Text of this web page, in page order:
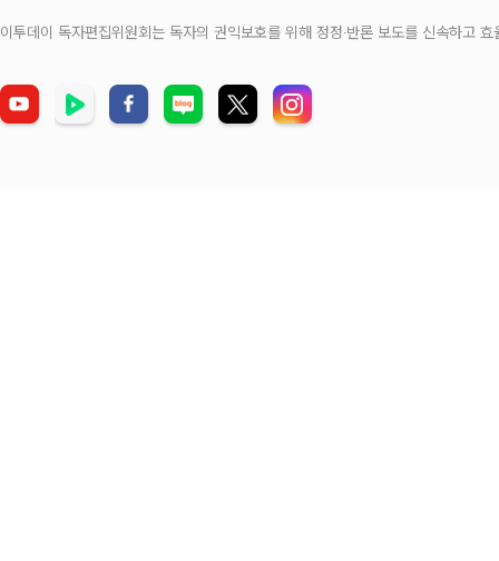
이투데이 독자편집위원회는 독자의 권익보호를 위해 정정‧반론 보도를 신속하고